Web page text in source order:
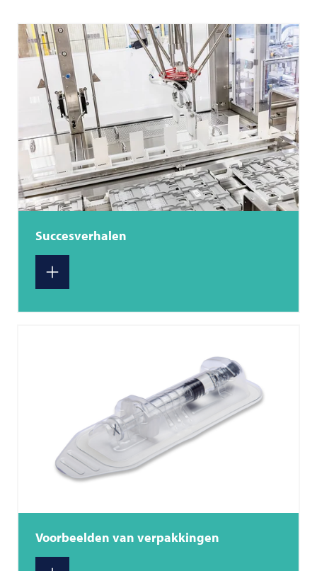
Succesverhalen
Voorbeelden van verpakkingen